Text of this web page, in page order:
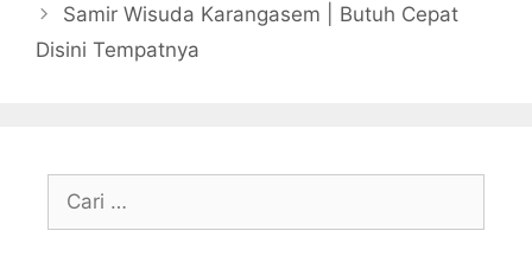
Samir Wisuda Karangasem | Butuh Cepat
Disini Tempatnya
untuk: